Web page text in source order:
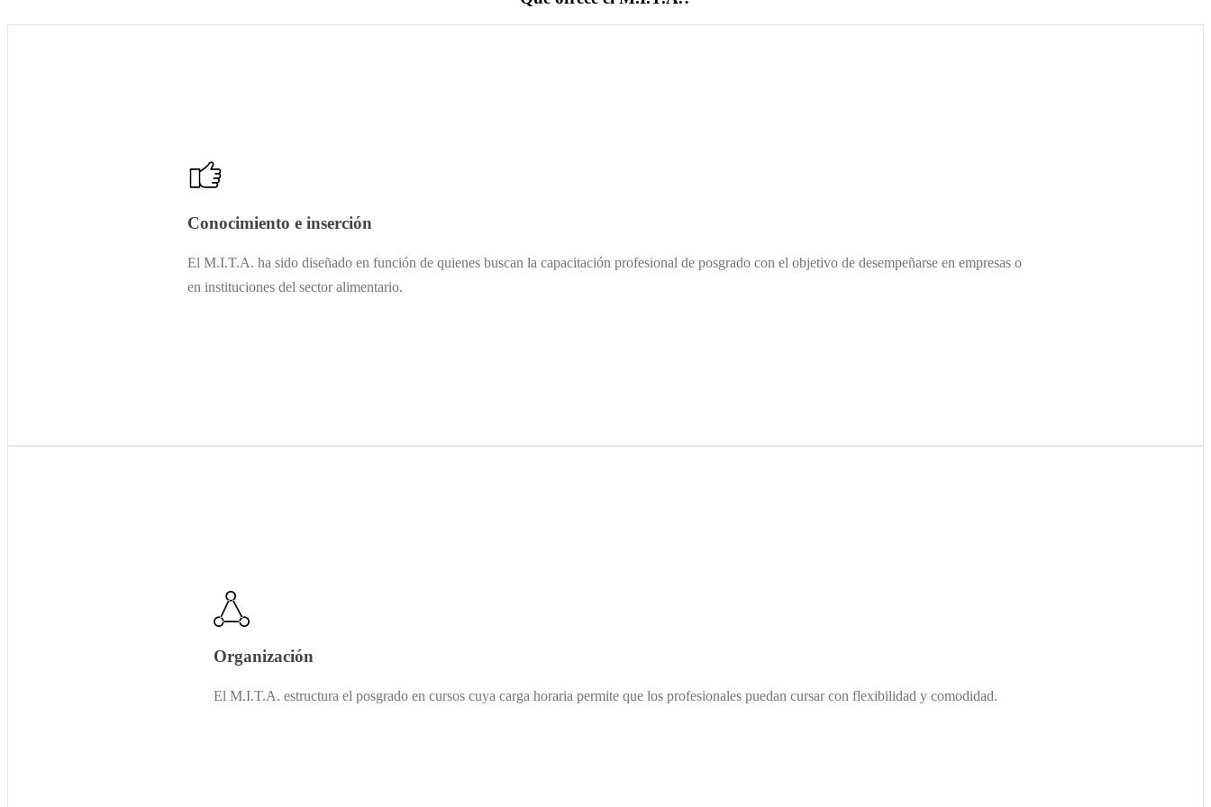
Conocimiento e inserción
El M.I.T.A. ha sido diseñado en función de quienes buscan la capacitación profesional de posgrado con el objetivo de desempeñarse en empresas o
en instituciones del sector alimentario.
Organización
El M.I.T.A. estructura el posgrado en cursos cuya carga horaria permite que los profesionales puedan cursar con flexibilidad y comodidad.